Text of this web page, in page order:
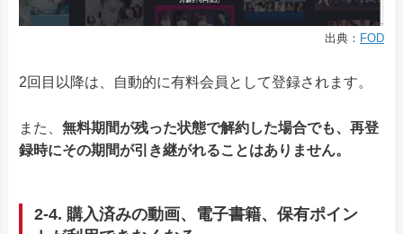
出典： FOD
2回目以降は、自動的に有料会員として登録されます。
また、 無料期間が残った状態で解約した場合でも、再登
録時にその期間が引き継がれることはありません。
2-4. 購入済みの動画、電子書籍、保有ポイン